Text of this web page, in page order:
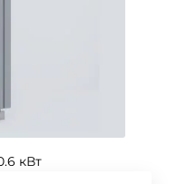
кВт